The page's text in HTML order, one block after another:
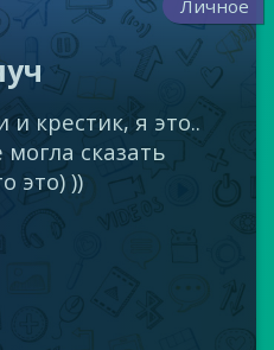
Личное
и крестик, я это..
сказать
это) ))